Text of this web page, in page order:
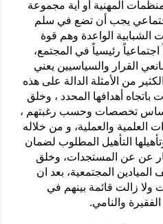
المهنية أو أية مجموعة
يجب أن تضع في سلم
الشبابية الواعدة وهم قوة
رئيسياً في المجتمع،
القرار والسياسيين يعني
من الأمثلة الدالة على هذه
باتجاه أهدافها المحدد ، وخلق
تخصصات وحسب رغبتهم ،
العلمية والعملية، و من خلاله
التأهيل المطلوب لضمان
عن عن المستجدات، وخلق
المجتمعية، بعد ان
زالت قائمة بينهم في
والنامي.